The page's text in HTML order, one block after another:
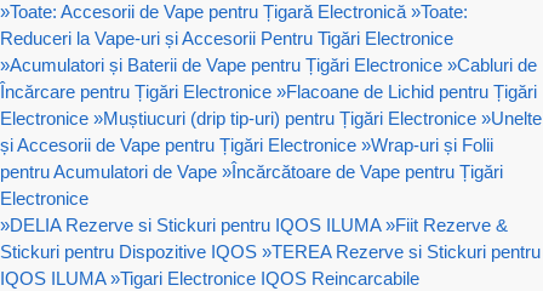
»Toate: Accesorii de Vape pentru Țigară Electronică »Toate:
Reduceri la Vape-uri și Accesorii Pentru Tigări Electronice
»Acumulatori și Baterii de Vape pentru Țigări Electronice »Cabluri de
Încărcare pentru Țigări Electronice »Flacoane de Lichid pentru Țigări
Electronice »Muștiucuri (drip tip-uri) pentru Țigări Electronice »Unelte
și Accesorii de Vape pentru Țigări Electronice »Wrap-uri și Folii
pentru Acumulatori de Vape »Încărcătoare de Vape pentru Țigări
Electronice
»DELIA Rezerve si Stickuri pentru IQOS ILUMA »Fiit Rezerve &
Stickuri pentru Dispozitive IQOS »TEREA Rezerve si Stickuri pentru
IQOS ILUMA »Tigari Electronice IQOS Reincarcabile